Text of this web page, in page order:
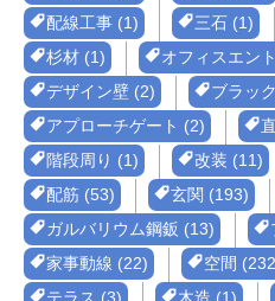
配線工事 (1)
三石 (1)
杉材 (1)
オフィスエン
デザイン壁 (2)
ブラッ
アプローチゲート (2)
階段周り (1)
改装 (11)
配筋 (53)
玄関 (193)
ガルバリウム鋼鈑 (13)
家事動線 (22)
空間